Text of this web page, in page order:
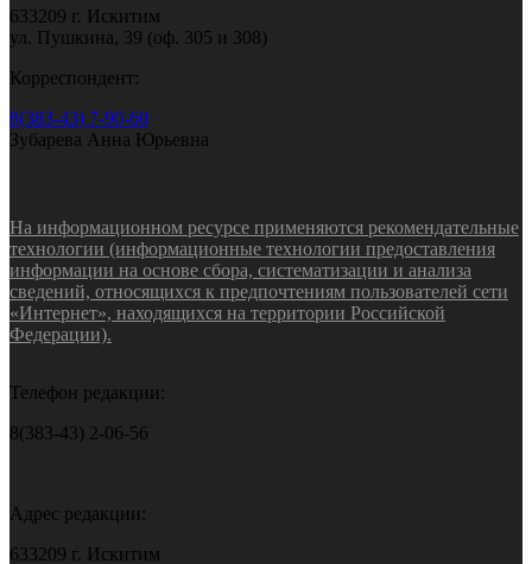
633209 г. Искитим
ул. Пушкина, 39 (оф. 305 и 308)
Корреспондент:
8(383-43) 7-90-60
Зубарева Анна Юрьевна
На информационном ресурсе применяются рекомендательные
технологии (информационные технологии предоставления
информации на основе сбора, систематизации и анализа
сведений, относящихся к предпочтениям пользователей сети
«Интернет», находящихся на территории Российской
Федерации).
Телефон редакции:
8(383-43) 2-06-56
Адрес редакции:
633209 г. Искитим